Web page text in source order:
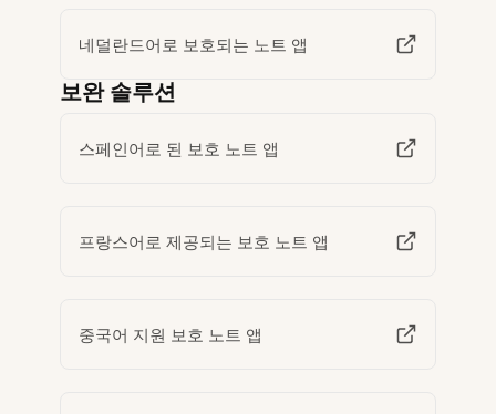
네덜란드어로 보호되는 노트 앱
보완 솔루션
스페인어로 된 보호 노트 앱
프랑스어로 제공되는 보호 노트 앱
중국어 지원 보호 노트 앱